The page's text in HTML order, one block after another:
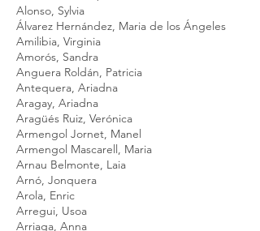
Alonso, Sylvia
Álvarez Hernández, Maria de los Ángeles
Amilibia, Virginia
Amorós, Sandra
Anguera Roldán, Patricia
Antequera, Ariadna
Aragay, Ariadna
Aragüés Ruiz, Verónica
Armengol Jornet, Manel
Armengol Mascarell, Maria
Arnau Belmonte, Laia
Arnó, Jonquera
Arola, Enric
Arregui, Usoa
Arriaga, Anna